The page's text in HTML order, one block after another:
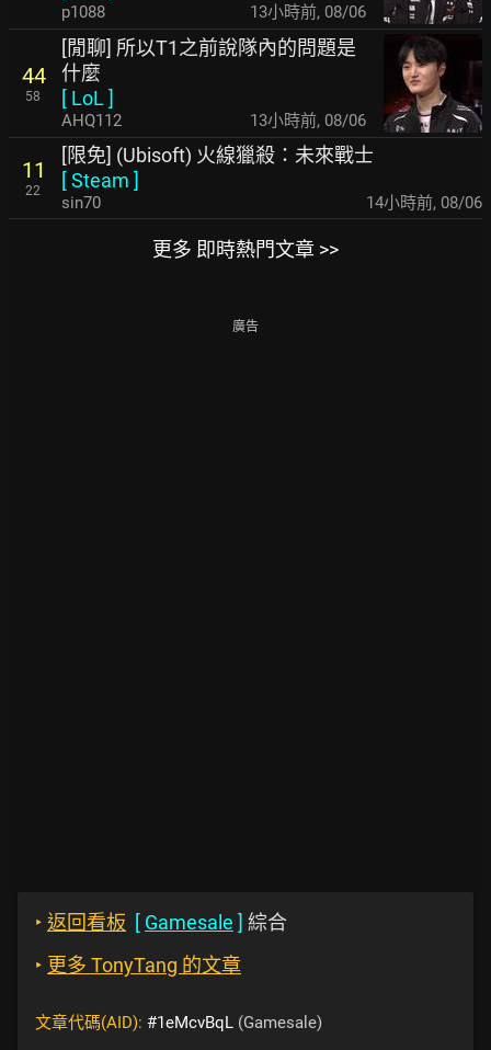
p1088 13小時前, 08/06
44
58
[閒聊] 所以T1之前說隊內的問題是
什麼
[ LoL ]
AHQ112 13小時前, 08/06
11
22
[限免] (Ubisoft) 火線獵殺：未來戰士
[Steam ]
sin70 14小時前, 08/06
更多 即時熱門文章 >>
廣告
‣ 返回看板 [ Gamesale ] 綜合
‣ 更多 TonyTang 的文章
文章代碼(AID): #1eMcvBqL (Gamesale)